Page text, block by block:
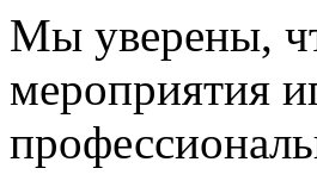
Мы уверены,
мероприятия